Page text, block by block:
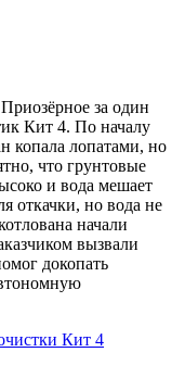
за один
Кит 4. По началу
копала лопатами, но
что грунтовые
и вода мешает
откачки, но вода не
начали
вызвали
докопать